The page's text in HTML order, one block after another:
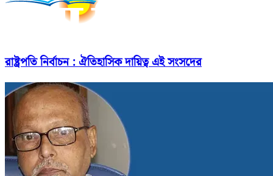
রাষ্ট্রপতি নির্বাচন : ঐতিহাসিক দায়িত্ব এই সংসদের